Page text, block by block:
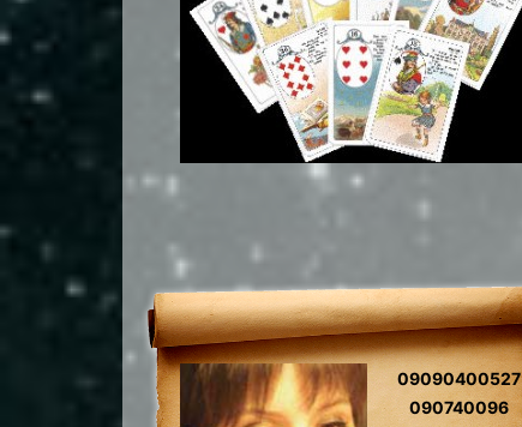
09090400527
090740096